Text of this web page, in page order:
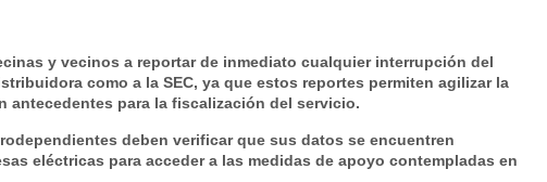
y vecinos a reportar de inmediato cualquier interrupción del
como a la SEC, ya que estos reportes permiten agilizar la
antecedentes para la fiscalización del servicio.
deben verificar que sus datos se encuentren
eléctricas para acceder a las medidas de apoyo contempladas en